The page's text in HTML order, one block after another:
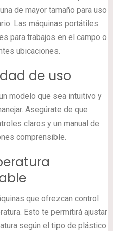
de mayor tamaño para uso
Las máquinas portátiles
para trabajos en el campo o
ubicaciones.
de uso
modelo que sea intuitivo y
Asegúrate de que
claros y un manual de
comprensible.
que ofrezcan control
Esto te permitirá ajustar
según el tipo de plástico